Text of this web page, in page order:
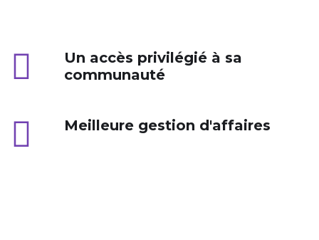
Un accès privilégié à sa
communauté
Meilleure gestion d'affaires